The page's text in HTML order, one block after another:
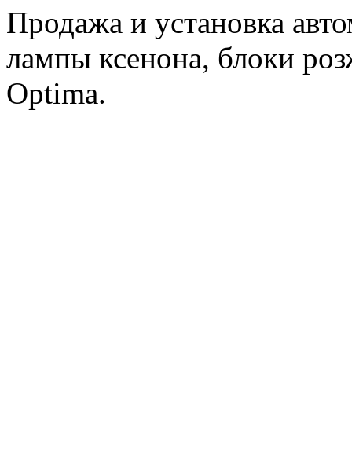
Продажа и установка
лампы ксенона, блоки
Optima.